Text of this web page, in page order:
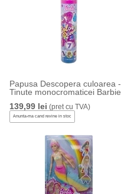
Papusa Descopera culoarea -
Tinute monocromaticei Barbie
139,99 lei (pret cu TVA)
Anunta-ma cand revine in stoc